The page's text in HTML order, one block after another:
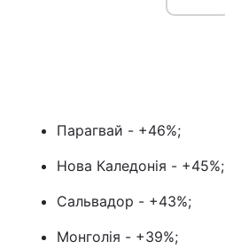
Парагвай - +46%;
Нова Каледонія - +45%;
Сальвадор - +43%;
Монголія - +39%;